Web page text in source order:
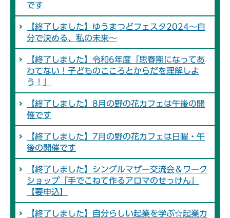
です
【終了しました】ゆうまつどフェスタ2024～自
分で決める、私の未来～
【終了しました】令和6年度「思春期になってあ
わてない！子どものこころとからだを理解しよ
う！」
【終了しました】8月の野の花カフェは午後の開
催です
【終了しました】7月の野の花カフェは日曜・午
後の開催です
【終了しました】シングルマザー交流会＆ワーク
ショップ「手でこねて作るアロマのせっけん」
【要申込】
【終了しました】自分らしい起業を学ぶ☆起業カ